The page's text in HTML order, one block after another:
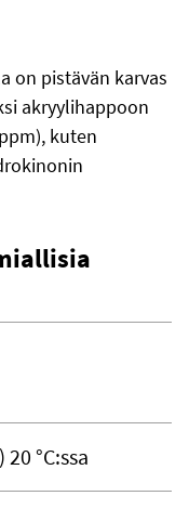
on pistävän karvas
akryylihappoon
kuten
20 °C:ssa